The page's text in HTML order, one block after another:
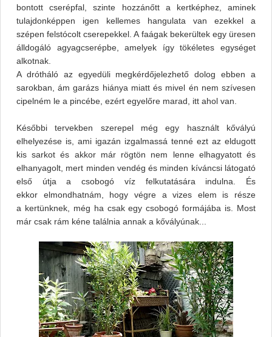
bontott cserépfal, szinte hozzánőtt a kertképhez, aminek
tulajdonképpen igen kellemes hangulata van ezekkel a
szépen felstócolt cserepekkel. A faágak bekerültek egy üresen
álldogáló agyagcserépbe, amelyek így tökéletes egységet
alkotnak.
A drótháló az egyedüli megkérdőjelezhető dolog ebben a
sarokban, ám garázs hiánya miatt és mivel én nem szívesen
cipelném le a pincébe, ezért egyelőre marad, itt ahol van.
Későbbi tervekben szerepel még egy használt kővályú
elhelyezése is, ami igazán izgalmassá tenné ezt az eldugott
kis sarkot és akkor már rögtön nem lenne elhagyatott és
elhanyagolt, mert minden vendég és minden kíváncsi látogató
első útja a csobogó víz felkutatására indulna. És
ekkor elmondhatnám, hogy végre a vizes elem is része
a kertünknek, még ha csak egy csobogó formájába is. Most
már csak rám kéne találnia annak a kővályúnak...